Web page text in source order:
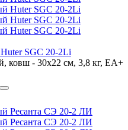
SGC 20-2Li
ковш - 30x22 см, 3,8 кг, ЕА+